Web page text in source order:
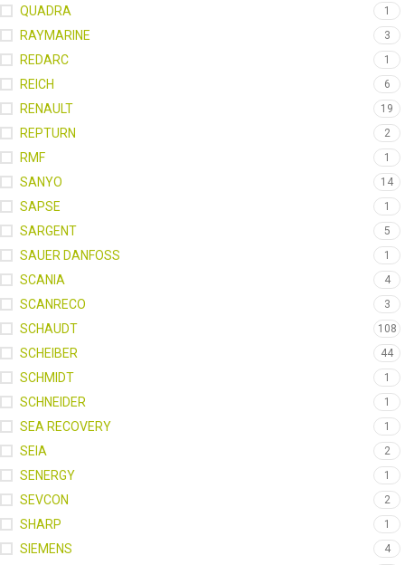
QUADRA 1
RAYMARINE 3
REDARC 1
REICH 6
RENAULT 19
REPTURN 2
RMF 1
SANYO 14
SAPSE 1
SARGENT 5
SAUER DANFOSS 1
SCANIA 4
SCANRECO 3
SCHAUDT 108
SCHEIBER 44
SCHMIDT 1
SCHNEIDER 1
SEA RECOVERY 1
SEIA 2
SENERGY 1
SEVCON 2
SHARP 1
SIEMENS 4